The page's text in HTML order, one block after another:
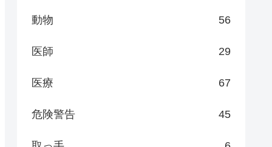
動物 56
医師 29
医療 67
危険警告 45